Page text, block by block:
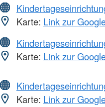
Karte: Link zur
Karte: Link zur
Karte: Link zur